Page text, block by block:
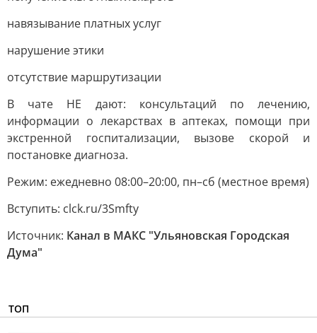
навязывание платных услуг
нарушение этики
отсутствие маршрутизации
В чате НЕ дают: консультаций по лечению,
информации о лекарствах в аптеках, помощи при
экстренной госпитализации, вызове скорой и
постановке диагноза.
Режим: ежедневно 08:00–20:00, пн–сб (местное время)
Вступить: clck.ru/3Smfty
Источник: Канал в МАКС "Ульяновская Городская
Дума"
ТОП